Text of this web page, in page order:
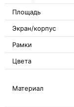
Площадь
Экран/корпус
Рамки
Цвета
Материал